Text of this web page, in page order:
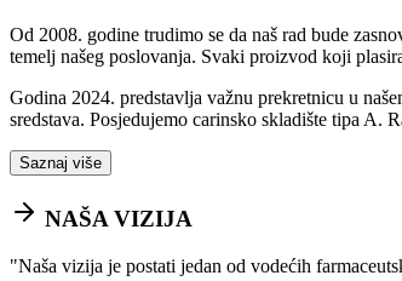
Od 2008. godine trudimo se da naš rad bude
temelj našeg poslovanja. Svaki proizvod koji
Godina 2024. predstavlja važnu prekretnicu u
sredstava. Posjedujemo carinsko skladište tipa A.
Saznaj više
NAŠA VIZIJA
"Naša vizija je postati jedan od vodećih